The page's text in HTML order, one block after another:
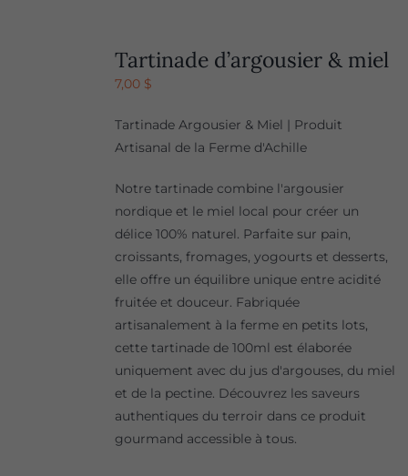
Tartinade d’argousier & miel
7,00 $
Tartinade Argousier & Miel | Produit
Artisanal de la Ferme d'Achille
Notre tartinade combine l'argousier
nordique et le miel local pour créer un
délice 100% naturel. Parfaite sur pain,
croissants, fromages, yogourts et desserts,
elle offre un équilibre unique entre acidité
fruitée et douceur. Fabriquée
artisanalement à la ferme en petits lots,
cette tartinade de 100ml est élaborée
uniquement avec du jus d'argouses, du miel
et de la pectine. Découvrez les saveurs
authentiques du terroir dans ce produit
gourmand accessible à tous.